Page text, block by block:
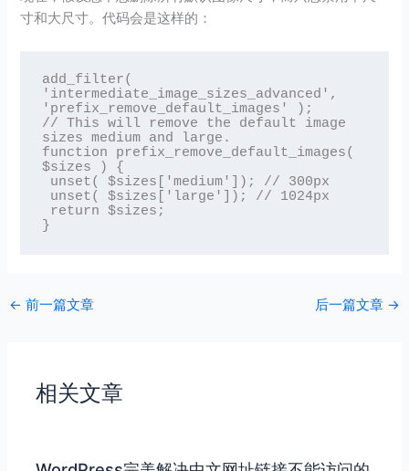
寸和大尺寸。代码会是这样的：
add_filter(
'intermediate_image_sizes_advanced',
'prefix_remove_default_images' );
// This will remove the default image
sizes medium and large.
function prefix_remove_default_images(
$sizes ) {
}
← 前一篇文章 后一篇文章 →
相关文章